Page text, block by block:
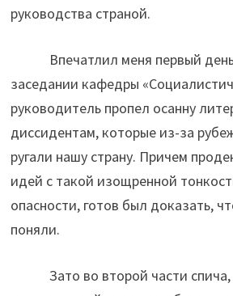
руководства страной.
Впечатлил меня первый день
заседании кафедры
руководитель пропел осанну
диссидентам, которые из-за
ругали нашу страну. Причем
идей с такой изощренной
опасности, готов был доказать,
поняли.
Зато во второй части спича,